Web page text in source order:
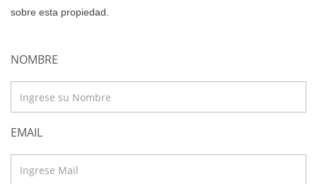
sobre esta propiedad.
NOMBRE
EMAIL